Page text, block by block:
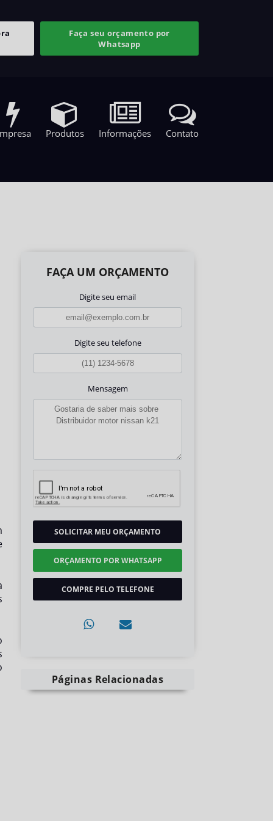
Faça seu orçamento por
Whatsapp
Produtos Informações Contato
FAÇA UM ORÇAMENTO
Digite seu email
Digite seu telefone
Mensagem
SOLICITAR MEU ORÇAMENTO
ORÇAMENTO POR WHATSAPP
COMPRE PELO TELEFONE
Páginas Relacionadas